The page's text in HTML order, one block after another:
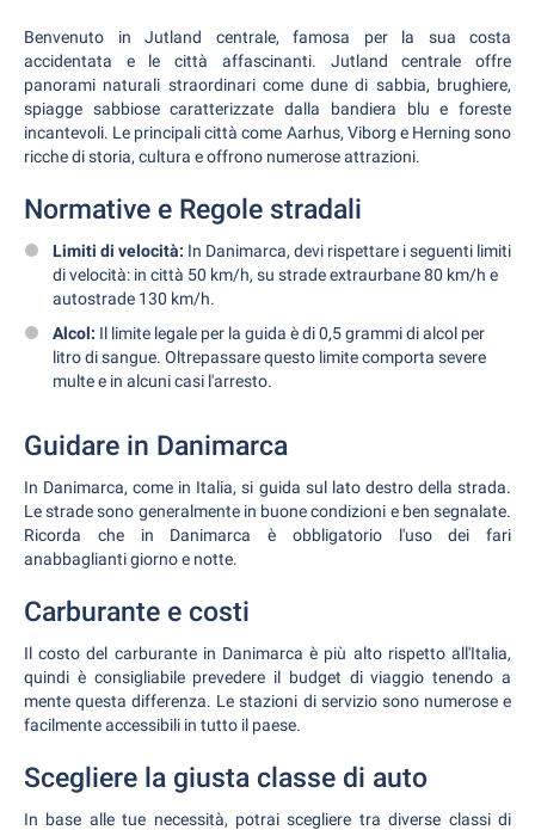
Benvenuto in Jutland centrale, famosa per la sua costa
accidentata e le città affascinanti. Jutland centrale offre
panorami naturali straordinari come dune di sabbia, brughiere,
spiagge sabbiose caratterizzate dalla bandiera blu e foreste
incantevoli. Le principali città come Aarhus, Viborg e Herning sono
ricche di storia, cultura e offrono numerose attrazioni.
Normative e Regole stradali
Limiti di velocità: In Danimarca, devi rispettare i seguenti limiti
di velocità: in città 50 km/h, su strade extraurbane 80 km/h e
autostrade 130 km/h.
Alcol: Il limite legale per la guida è di 0,5 grammi di alcol per
litro di sangue. Oltrepassare questo limite comporta severe
multe e in alcuni casi l'arresto.
Guidare in Danimarca
In Danimarca, come in Italia, si guida sul lato destro della strada.
Le strade sono generalmente in buone condizioni e ben segnalate.
Ricorda che in Danimarca è obbligatorio l'uso dei fari
anabbaglianti giorno e notte.
Carburante e costi
Il costo del carburante in Danimarca è più alto rispetto all'Italia,
quindi è consigliabile prevedere il budget di viaggio tenendo a
mente questa differenza. Le stazioni di servizio sono numerose e
facilmente accessibili in tutto il paese.
Scegliere la giusta classe di auto
In base alle tue necessità, potrai scegliere tra diverse classi di